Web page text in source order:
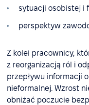
sytuacji osobistej i
perspektyw
Z kolei pracownicy,
z reorganizacją ról i
przepływu informacji
nieformalnej. Wzrost
obniżać poczucie